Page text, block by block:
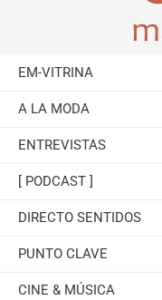
EM-VITRINA
A LA MODA
ENTREVISTAS
[ PODCAST ]
DIRECTO SENTIDOS
PUNTO CLAVE
CINE & MÚSICA